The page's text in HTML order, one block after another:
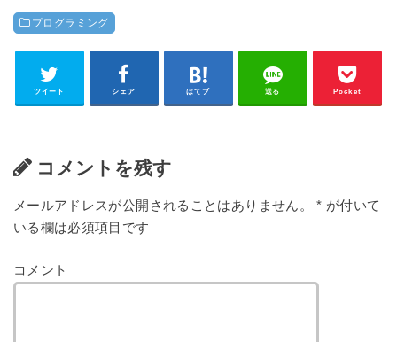
プログラミング
ツイート シェア はてブ 送る Pocket
コメントを残す
メールアドレスが公開されることはありません。 * が付いて
いる欄は必須項目です
コメント